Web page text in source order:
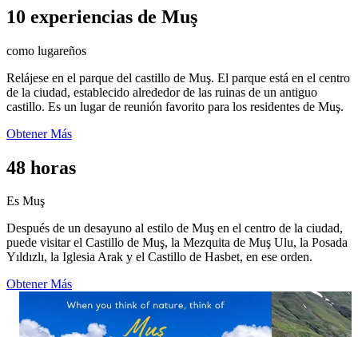
10 experiencias de Muş
como lugareños
Relájese en el parque del castillo de Muş. El parque está en el centro
de la ciudad, establecido alrededor de las ruinas de un antiguo
castillo. Es un lugar de reunión favorito para los residentes de Muş.
Obtener Más
48 horas
Es Muş
Después de un desayuno al estilo de Muş en el centro de la ciudad,
puede visitar el Castillo de Muş, la Mezquita de Muş Ulu, la Posada
Yıldızlı, la Iglesia Arak y el Castillo de Hasbet, en ese orden.
Obtener Más
3